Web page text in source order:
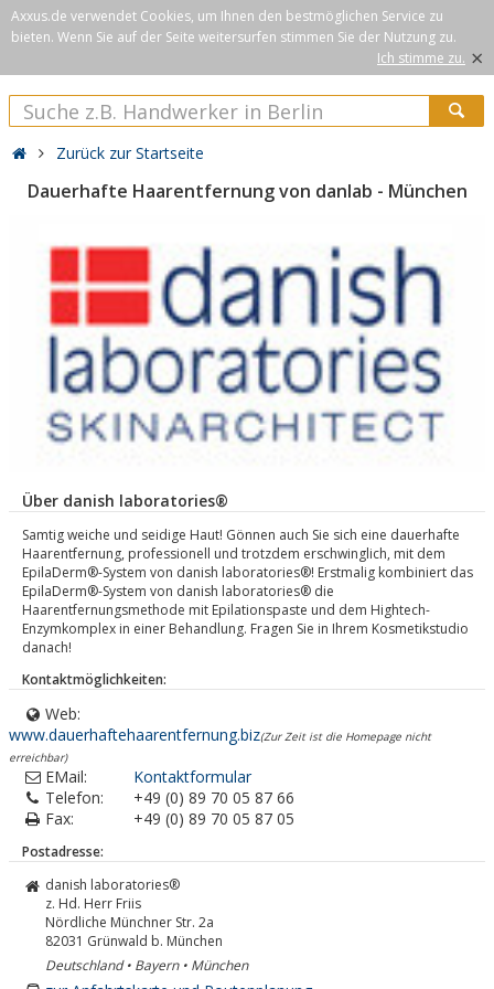
Axxus.de verwendet Cookies, um Ihnen den bestmöglichen Service zu
bieten. Wenn Sie auf der Seite weitersurfen stimmen Sie der Nutzung zu.
Ich stimme zu. ×
Zurück zur Startseite
Dauerhafte Haarentfernung von danlab - München
Über danish laboratories®
Samtig weiche und seidige Haut! Gönnen auch Sie sich eine dauerhafte
Haarentfernung, professionell und trotzdem erschwinglich, mit dem
EpilaDerm®-System von danish laboratories®! Erstmalig kombiniert das
EpilaDerm®-System von danish laboratories® die
Haarentfernungsmethode mit Epilationspaste und dem Hightech-
Enzymkomplex in einer Behandlung. Fragen Sie in Ihrem Kosmetikstudio
danach!
Kontaktmöglichkeiten:
Web:
www.dauerhaftehaarentfernung.biz(Zur Zeit ist die Homepage nicht
erreichbar)
EMail:
Kontaktformular
Telefon:
+49 (0) 89 70 05 87 66
Fax:
+49 (0) 89 70 05 87 05
Postadresse:
danish laboratories®
z. Hd. Herr Friis
Nördliche Münchner Str. 2a
82031 Grünwald b. München
Deutschland • Bayern • München